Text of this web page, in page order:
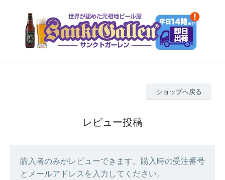
ショップへ戻る
レビュー投稿
購入者のみがレビューできます。購入時の受注番号
とメールアドレスを入力してください。